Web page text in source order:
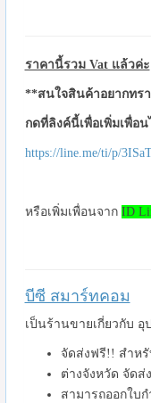
ราคานี้รวม Vat แล้วค่ะ
**สนใจสินค้าอยากทร
กดที่ลิงค์นี้เพื่อเพิ่มเพื่อ
https://line.me/ti/p/
หรือเพิ่มเพื่อนจาก ID
บีซี สมาร์ทคอม
เป็นร้านขายเกี่ยวกับ
จัดส่งฟรี!! สำห
ต่างจังหวัด จัดส่
สามารถออกใบ